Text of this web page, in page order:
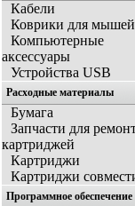
Кабели
Коврики для мышей
Компьютерные
аксессуары
Устройства USB
Расходные материалы
Бумага
Запчасти для
картриджей
Картриджи
Картриджи
Программное обеспечение